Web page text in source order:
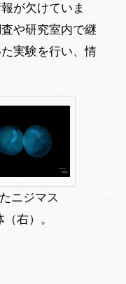
が欠けていま
や研究室内で継
実験を行い、情
ニジマス
右）。